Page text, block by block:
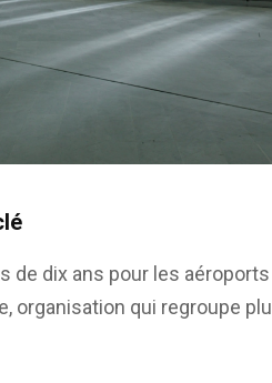
de dix ans pour les
organisation qui regroupe